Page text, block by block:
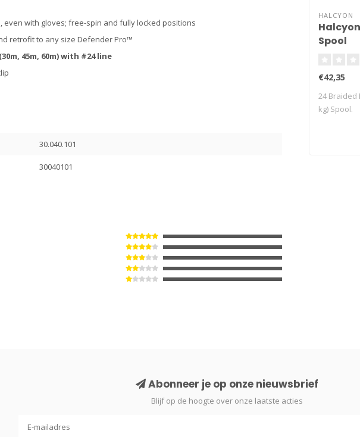
with gloves; free-spin and fully locked positions
retrofit to any size Defender Pro™
45m, 60m) with #24 line
30.040.101
30040101
HALCYON
Spool
€42,35
24 Braided
kg) Spool.
Abonneer je op onze nieuwsbrief
Blijf op de hoogte over onze laatste acties